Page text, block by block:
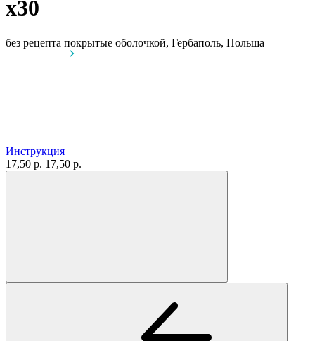
x30
без рецепта покрытые оболочкой, Гербаполь, Польша
Инструкция
17,50 р. 17,50 р.